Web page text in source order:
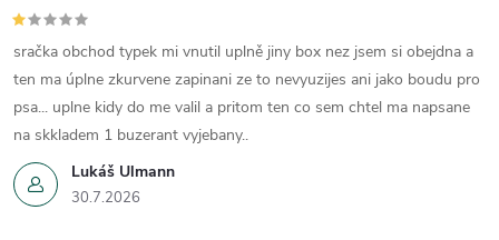
Lukáš Ulmann
30.7.2026
sračka obchod typek mi vnutil uplně jiny box nez jsem si obejdna a
ten ma úplne zkurvene zapinani ze to nevyuzijes ani jako boudu pro
psa... uplne kidy do me valil a pritom ten co sem chtel ma napsane
na skkladem 1 buzerant vyjebany..